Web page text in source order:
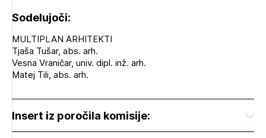
Sodelujoči:
MULTIPLAN ARHITEKTI
Tjaša Tušar, abs. arh.
Vesna Vraničar, univ. dipl. inž. arh.
Matej Tili, abs. arh.
Insert iz poročila komisije: